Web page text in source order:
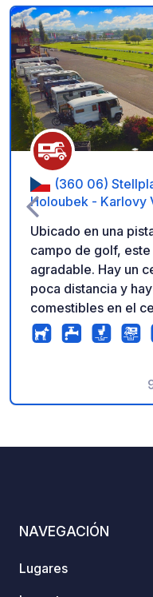
(360 06)
Holoubek - Karlovy
Ubicado en una
campo de golf,
agradable. Hay un
poca distancia y
comestibles en el
También hay un
que tiene buenas
camping que
fácilmente a
NAVEGACIÓN
Lugares